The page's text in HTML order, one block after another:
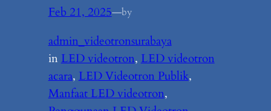
Feb 21, 2025—by
admin_videotronsurabaya
in LED videotron, LED videotron
acara, LED Videotron Publik
Manfaat LED videotron